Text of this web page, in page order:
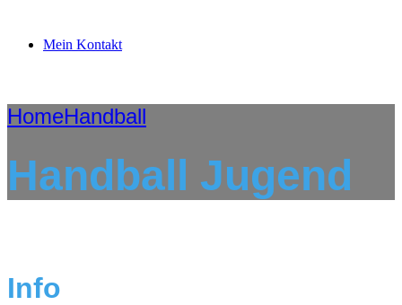
Mein Kontakt
HomeHandball
Handball Jugend
Info